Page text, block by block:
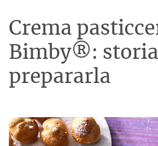
Crema
Bimby®: storia
prepararla